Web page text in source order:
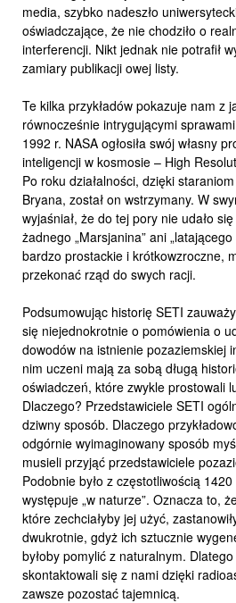
media, szybko nadeszło
oświadczające, że nie chodziło o
interferencji. Nikt jednak nie potrafił
zamiary publikacji owej listy.
Te kilka przykładów pokazuje nam z
równocześnie intrygującymi
1992 r. NASA ogłosiła swój własny
inteligencji w kosmosie – High
Po roku działalności, dzięki
Bryana, został on wstrzymany. W
wyjaśniał, że do tej pory nie udało
żadnego „Marsjanina” ani
bardzo prostackie i krótkowzroczne,
przekonać rząd do swych racji.
Podsumowując historię SETI
się niejednokrotnie o pomówienia o
dowodów na istnienie pozaziemskiej
nim uczeni mają za sobą długą
oświadczeń, które zwykle prostowali
Dlaczego? Przedstawiciele SETI
dziwny sposób. Dlaczego
odgórnie wyimaginowany sposób
musieli przyjąć przedstawiciele
Podobnie było z częstotliwością
występuje „w naturze”. Oznacza to,
które zechciałyby jej użyć,
dwukrotnie, gdyż ich sztucznie
byłoby pomylić z naturalnym.
skontaktowali się z nami dzięki
zawsze pozostać tajemnicą.